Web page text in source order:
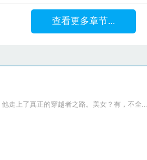
查看更多章节...
走上了真正的穿越者之路。美女？有，不全...